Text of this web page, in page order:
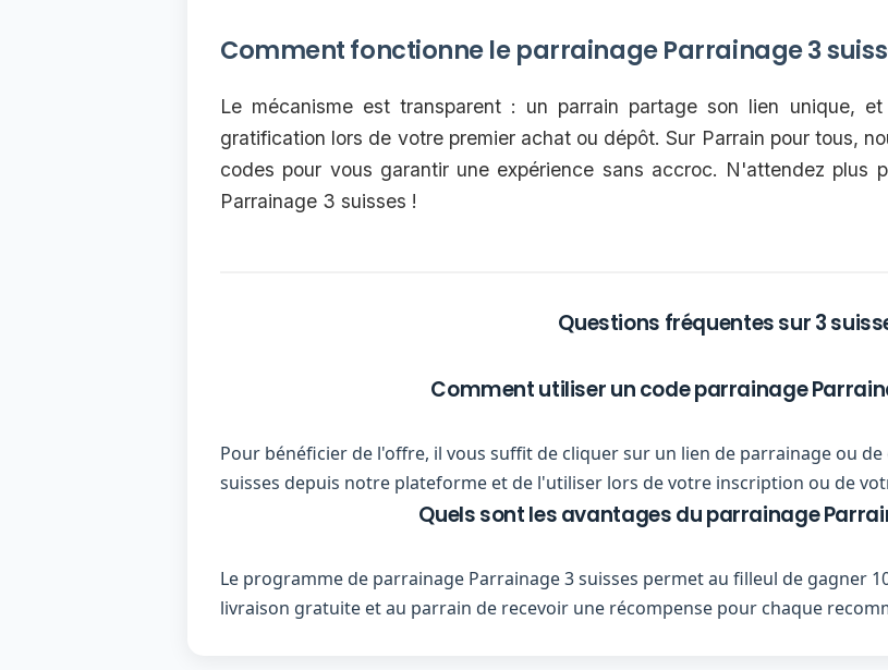
Comment fonctionne le parrainage Parrainage 3
Le mécanisme est transparent : un parrain partage son lien unique,
gratification lors de votre premier achat ou dépôt. Sur Parrain pour tous,
codes pour vous garantir une expérience sans accroc. N'attendez plus
Parrainage 3 suisses !
Questions fréquentes sur 3
Comment utiliser un code parrainage
Pour bénéficier de l'offre, il vous suffit de cliquer sur un lien de parrainage ou
suisses depuis notre plateforme et de l'utiliser lors de votre inscription ou de
Quels sont les avantages du parrainage
Le programme de parrainage Parrainage 3 suisses permet au filleul de gagner
livraison gratuite et au parrain de recevoir une récompense pour chaque